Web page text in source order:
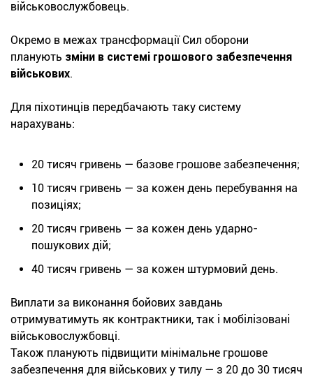
військовослужбовець.
Окремо в межах трансформації Сил оборони
планують зміни в системі грошового забезпечення
військових.
Для піхотинців передбачають таку систему
нарахувань:
20 тисяч гривень — базове грошове забезпечення;
10 тисяч гривень — за кожен день перебування на
позиціях;
20 тисяч гривень — за кожен день ударно-
пошукових дій;
40 тисяч гривень — за кожен штурмовий день.
Виплати за виконання бойових завдань
отримуватимуть як контрактники, так і мобілізовані
військовослужбовці.
Також планують підвищити мінімальне грошове
забезпечення для військових у тилу — з 20 до 30 тисяч